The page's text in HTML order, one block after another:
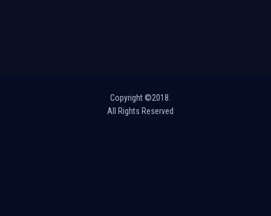
Copyright ©2018.
All Rights Reserved